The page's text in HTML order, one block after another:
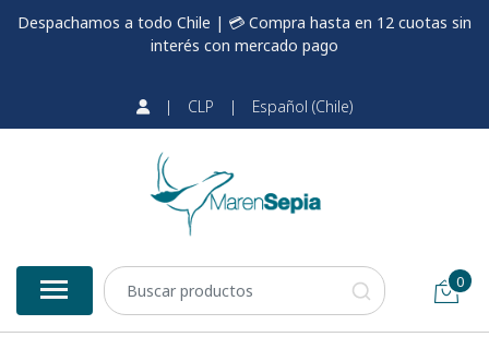
Despachamos a todo Chile | 💳 Compra hasta en 12 cuotas sin
interés con mercado pago
| CLP | Español (Chile)
0